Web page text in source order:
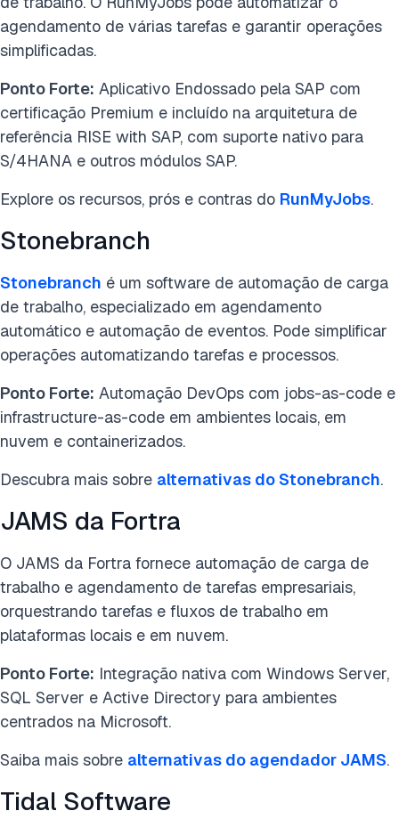
agendamento de várias tarefas e garantir operações
simplificadas.
Ponto Forte: Aplicativo Endossado pela SAP com
certificação Premium e incluído na arquitetura de
referência RISE with SAP, com suporte nativo para
S/4HANA e outros módulos SAP.
Explore os recursos, prós e contras do RunMyJobs.
Stonebranch
Stonebranch é um software de automação de carga
de trabalho, especializado em agendamento
automático e automação de eventos. Pode simplificar
operações automatizando tarefas e processos.
Ponto Forte: Automação DevOps com jobs-as-code e
infrastructure-as-code em ambientes locais, em
nuvem e containerizados.
Descubra mais sobre alternativas do Stonebranch.
JAMS da Fortra
O JAMS da Fortra fornece automação de carga de
trabalho e agendamento de tarefas empresariais,
orquestrando tarefas e fluxos de trabalho em
plataformas locais e em nuvem.
Ponto Forte: Integração nativa com Windows Server,
SQL Server e Active Directory para ambientes
centrados na Microsoft.
Saiba mais sobre alternativas do agendador JAMS.
Tidal Software